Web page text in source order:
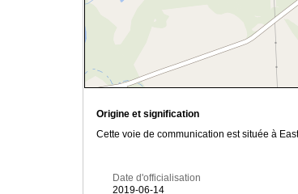
Origine et signification
Cette voie de communication est située à
Date d'officialisation
2019-06-14